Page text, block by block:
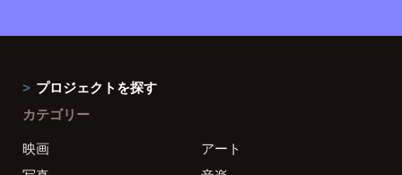
プロジェクトを探す
カテゴリー
映画
アート